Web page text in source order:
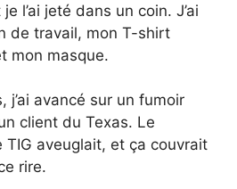
l’ai jeté dans un coin. J’ai
de travail, mon T-shirt
mon masque.
j’ai avancé sur un fumoir
client du Texas. Le
TIG aveuglait, et ça couvrait
rire.